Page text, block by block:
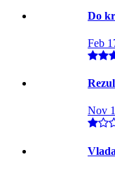
Do
Feb
Nov